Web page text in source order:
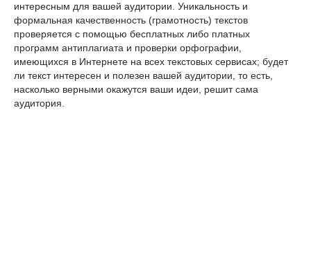
интересным для вашей аудитории. Уникальность и
формальная качественность (грамотность) текстов
проверяется с помощью бесплатных либо платных
программ антиплагиата и проверки орфографии,
имеющихся в Интернете на всех текстовых сервисах; будет
ли текст интересен и полезен вашей аудитории, то есть,
насколько верными окажутся ваши идеи, решит сама
аудитория.